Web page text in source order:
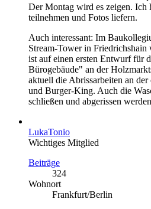
Der Montag wird es zeigen. Ich
teilnehmen und Fotos liefern.
Auch interessant: Im
Stream-Tower in
ist auf einen ersten Entwurf für
Bürogebäude" an der
aktuell die Abrissarbeiten an
und Burger-King. Auch die
schließen und abgerissen
LukaTonio
Wichtiges Mitglied
Beiträge
324
Wohnort
Frankfurt/Berlin